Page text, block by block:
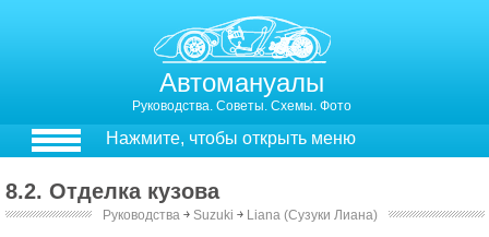
Автомануалы
Руководства. Советы. Схемы. Фото
Нажмите, чтобы открыть меню
8.2. Отделка кузова
Руководства ￫ Suzuki ￫ Liana (Сузуки Лиана)